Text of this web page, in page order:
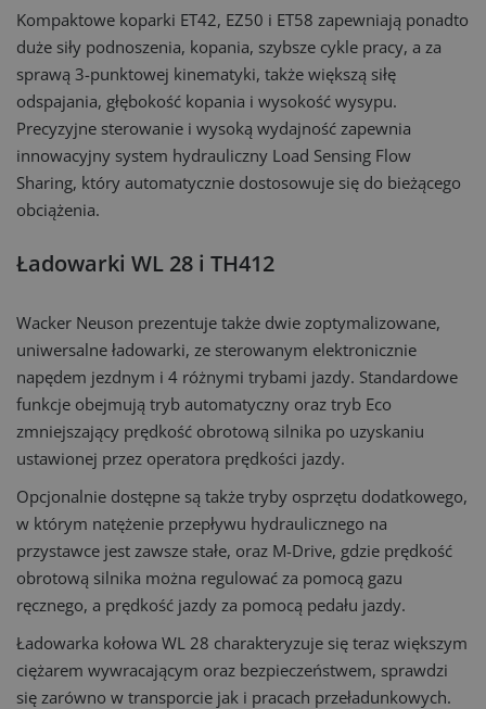
Kompaktowe koparki ET42, EZ50 i ET58 zapewniają ponadto
duże siły podnoszenia, kopania, szybsze cykle pracy, a za
sprawą 3-punktowej kinematyki, także większą siłę
odspajania, głębokość kopania i wysokość wysypu.
Precyzyjne sterowanie i wysoką wydajność zapewnia
innowacyjny system hydrauliczny Load Sensing Flow
Sharing, który automatycznie dostosowuje się do bieżącego
obciążenia.
Ładowarki WL 28 i TH412
Wacker Neuson prezentuje także dwie zoptymalizowane,
uniwersalne ładowarki, ze sterowanym elektronicznie
napędem jezdnym i 4 różnymi trybami jazdy. Standardowe
funkcje obejmują tryb automatyczny oraz tryb Eco
zmniejszający prędkość obrotową silnika po uzyskaniu
ustawionej przez operatora prędkości jazdy.
Opcjonalnie dostępne są także tryby osprzętu dodatkowego,
w którym natężenie przepływu hydraulicznego na
przystawce jest zawsze stałe, oraz M-Drive, gdzie prędkość
obrotową silnika można regulować za pomocą gazu
ręcznego, a prędkość jazdy za pomocą pedału jazdy.
Ładowarka kołowa WL 28 charakteryzuje się teraz większym
ciężarem wywracającym oraz bezpieczeństwem, sprawdzi
się zarówno w transporcie jak i pracach przeładunkowych.